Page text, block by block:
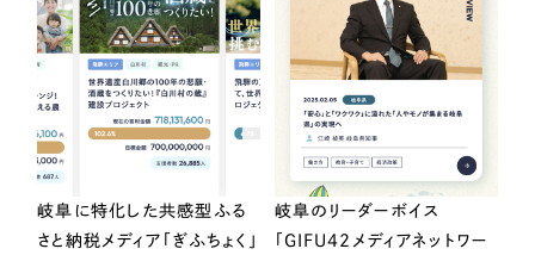
岐阜に特化した共感型ふる
さと納税メディア「ぎふちょく」
岐阜のリーダーボイス
「GIFU42メディアネットワー